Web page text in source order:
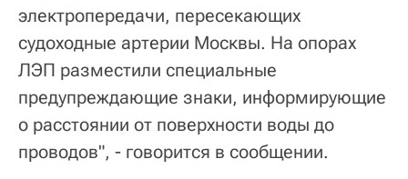
электропередачи, пересекающих
судоходные артерии Москвы. На опорах
ЛЭП разместили специальные
предупреждающие знаки, информирующие
о расстоянии от поверхности воды до
проводов", - говорится в сообщении.